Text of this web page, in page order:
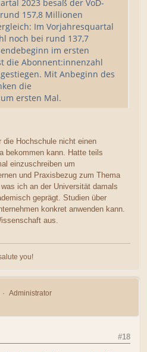
2023 besaß der VoD-
157,8 Millionen
Im Vorjahresquartal
noch bei rund 137,7
im ersten
die Abonnent:innenzahl
Mit Anbeginn des
die
ersten Mal.
die Hochschule nicht einen
bekommen kann. Hatte teils
einzuschreiben um
und Praxisbezug zum Thema
ich an der Universität damals
geprägt. Studien über
konkret anwenden kann.
aus.
you!
Administrator
#18